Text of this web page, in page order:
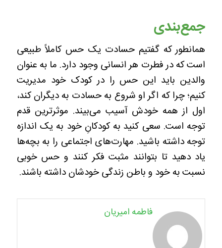
جمع‌بندی
همانطور که گفتیم حسادت یک حس کاملاً طبیعی
است که در فطرت هر انسانی وجود دارد. ما به عنوان
والدین باید این حس را در کودک خود مدیریت
کنیم؛ چرا که اگر او شروع به حسادت به دیگران کند،
اول از همه خودش آسیب می‌بیند. موثرترین قدم
توجه است. سعی کنید به کودکانِ خود به یک اندازه
توجه داشته باشید. مهارت‌های اجتماعی را به بچه‌ها
یاد دهید تا بتوانند مثبت فکر کنند و حس خوبی
نسبت به خود و باطن زندگی خودشان داشته باشند.
فاطمه امیریان